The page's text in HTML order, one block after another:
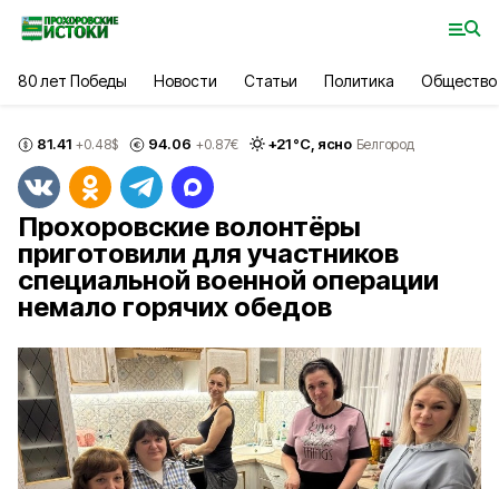
80 лет Победы Новости Статьи Политика Общество
81.41 +0.48$ 94.06 +0.87€ +21°С, ясно Белгород
Прохоровские волонтёры
приготовили для участников
специальной военной операции
немало горячих обедов